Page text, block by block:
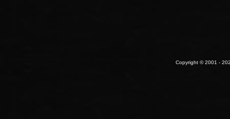
Copyright © 2001 -